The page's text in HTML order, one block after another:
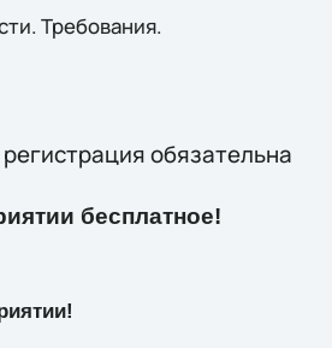
Требования.
обязательна
бесплатное!